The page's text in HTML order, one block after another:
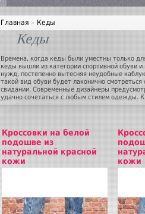
Главная » Кеды
Кеды
Времена, когда кеды были уместны только
кеды вышли из категории спортивной обуви
нужд, постепенно вытесняя неудобные
такой вид обуви будет лаконично
свидании. Современные дизайнеры
удачно сочетаться с любым стилем одежды.
существуют модели с цветочными принтами
толстым слоем меха для максимального
в уходе и отличаются высокой
количестве нескольких пар, что очень
Кроссовки на белой
подошве из
натуральной красной
кожи
кожи